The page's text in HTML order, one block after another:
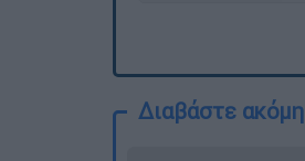
Διαβάστε ακόμη